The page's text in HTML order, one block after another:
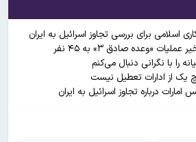
اسلامی برای بررسی تجاوز اسرائیل به ایران
«وعده صادق ۳» به ۴۵ نفر
را با نگرانی دنبال می‌کنم
یک از ادارات تعطیل نیست
درباره تجاوز اسرائیل به ایران